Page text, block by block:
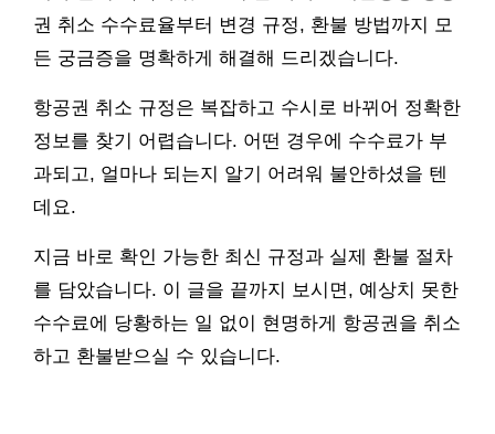
권 취소 수수료율부터 변경 규정, 환불 방법까지 모
든 궁금증을 명확하게 해결해 드리겠습니다.
항공권 취소 규정은 복잡하고 수시로 바뀌어 정확한
정보를 찾기 어렵습니다. 어떤 경우에 수수료가 부
과되고, 얼마나 되는지 알기 어려워 불안하셨을 텐
데요.
지금 바로 확인 가능한 최신 규정과 실제 환불 절차
를 담았습니다. 이 글을 끝까지 보시면, 예상치 못한
수수료에 당황하는 일 없이 현명하게 항공권을 취소
하고 환불받으실 수 있습니다.